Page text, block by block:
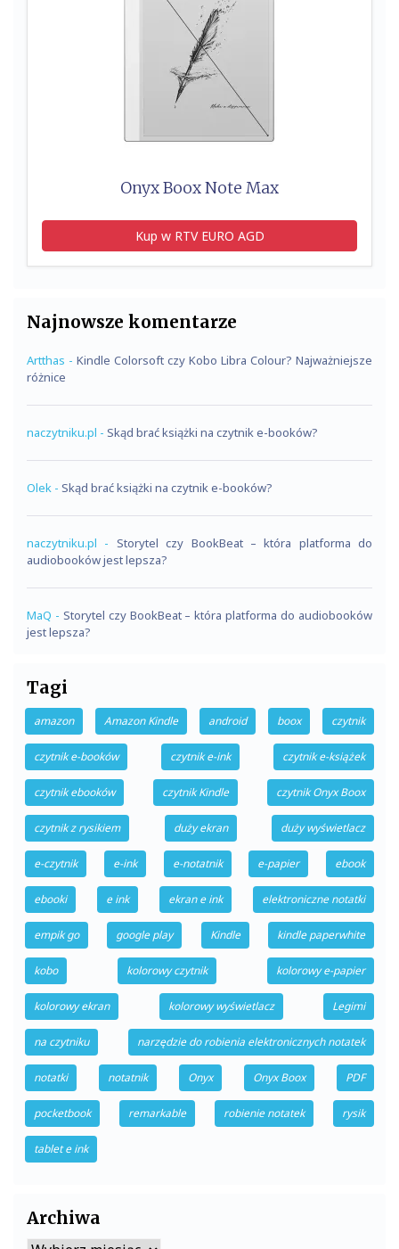
Onyx Boox Note Max
Kup w RTV EURO AGD
Najnowsze komentarze
Artthas - Kindle Colorsoft czy Kobo Libra Colour? Najważniejsze
różnice
naczytniku.pl - Skąd brać książki na czytnik e-booków?
Olek - Skąd brać książki na czytnik e-booków?
naczytniku.pl - Storytel czy BookBeat – która platforma do
audiobooków jest lepsza?
MaQ - Storytel czy BookBeat – która platforma do audiobooków
jest lepsza?
Tagi
amazon Amazon Kindle android boox czytnik
czytnik e-booków czytnik e-ink czytnik e-książek
czytnik ebooków czytnik Kindle czytnik Onyx Boox
czytnik z rysikiem duży ekran duży wyświetlacz
e-czytnik e-ink e-notatnik e-papier ebook
ebooki e ink ekran e ink elektroniczne notatki
empik go google play Kindle kindle paperwhite
kobo kolorowy czytnik kolorowy e-papier
kolorowy ekran kolorowy wyświetlacz Legimi
na czytniku narzędzie do robienia elektronicznych notatek
notatki notatnik Onyx Onyx Boox PDF
pocketbook remarkable robienie notatek rysik
tablet e ink
Archiwa